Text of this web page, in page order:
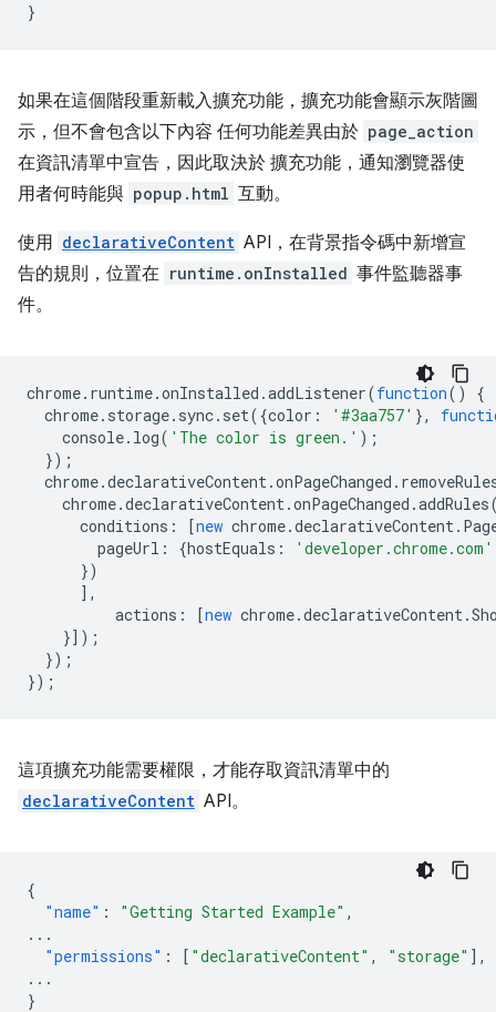
}
如果在這個階段重新載入擴充功能，擴充功能會顯示灰階圖
示，但不會包含以下內容 任何功能差異由於 page_action
在資訊清單中宣告，因此取決於 擴充功能，通知瀏覽器使
用者何時能與 popup.html 互動。
使用 declarativeContent API，在背景指令碼中新增宣
告的規則，位置在 runtime.onInstalled 事件監聽器事
件。
chrome. runtime.onInstalled .addListener(function()
{
chrome. storage. sync. set({color : '#3aa757' },
console. log( 'The color is green.' );
});
chrome.declarativeContent .onPageChanged .
chrome.declarativeContent .onPageChanged .addRules
conditions : [new chrome.declarativeContent .
pageUrl : {hostEquals : 'developer.chrome.com'
})
],
actions : [new chrome.declarativeContent .
}]);
});
});
這項擴充功能需要權限，才能存取資訊清單中的
declarativeContent API。
{
"name" : "Getting Started Example" ,
...
"permissions" : [ "declarativeContent" , "storage" ],
...
}